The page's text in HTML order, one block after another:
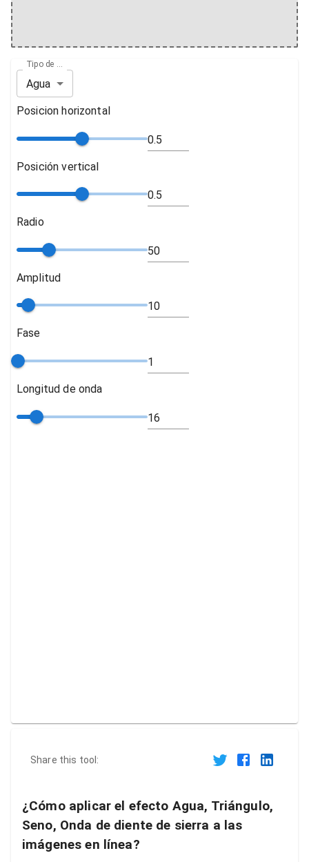
Agua
Posicion horizontal
Posición vertical
Radio
Amplitud
Fase
Longitud de onda
Share this tool:
¿Cómo aplicar el efecto Agua, Triángulo,
Seno, Onda de diente de sierra a las
imágenes en línea?